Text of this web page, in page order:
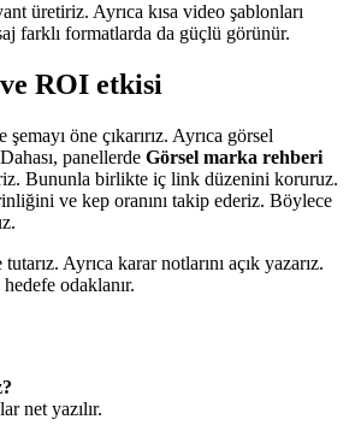
üretiriz. Ayrıca kısa video şablonları
farklı formatlarda da güçlü görünür.
ROI etkisi
şemayı öne çıkarırız. Ayrıca görsel
panellerde Görsel marka rehberi
Bununla birlikte iç link düzenini koruruz.
ve kep oranını takip ederiz. Böylece
Ayrıca karar notlarını açık yazarız.
odaklanır.
net yazılır.